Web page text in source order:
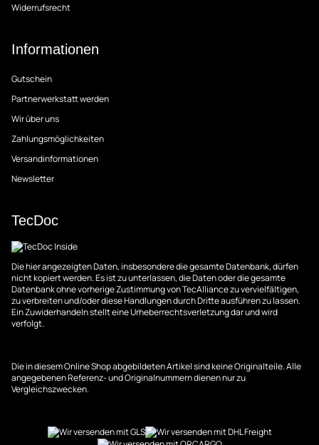
Widerrufsrecht
Informationen
Gutschein
Partnerwerkstatt werden
Wir über uns
Zahlungsmöglichkeiten
Versandinformationen
Newsletter
TecDoc
Die hier angezeigten Daten, insbesondere die gesamte Datenbank, dürfen
nicht kopiert werden. Es ist zu unterlassen, die Daten oder die gesamte
Datenbank ohne vorherige Zustimmung von TecAlliance zu vervielfältigen,
zu verbreiten und/oder diese Handlungen durch Dritte ausführen zu lassen.
Ein Zuwiderhandeln stellt eine Urheberrechtsverletzung dar und wird
verfolgt.
Die in diesem Online Shop abgebildeten Artikel sind keine Originalteile. Alle
angegebenen Referenz- und Originalnummern dienen nur zu
Vergleichszwecken.